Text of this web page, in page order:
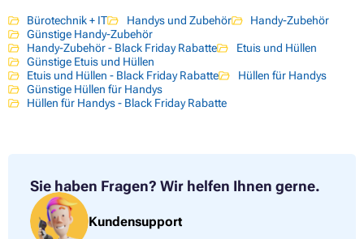
Bürotechnik + IT Handys und Zubehör
Handy-Zubehör
Günstige Handy-Zubehör
Handy-Zubehör - Black Friday Rabatte
Etuis und Hüllen
Günstige Etuis und Hüllen
Etuis und Hüllen - Black Friday Rabatte
Hüllen für Handys
Günstige Hüllen für Handys
Hüllen für Handys - Black Friday Rabatte
Sie haben Fragen? Wir helfen Ihnen gerne.
Kundensupport